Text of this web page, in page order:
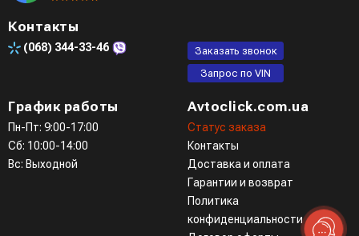
Контакты
(068) 344-33-46
Заказать звонок
Запрос по VIN
График работы
Пн-Пт: 9:00-17:00
Сб: 10:00-14:00
Вс: Выходной
Avtoclick.com.ua
Статус заказа
Контакты
Доставка и оплата
Гарантии и возврат
Политика
конфиденциальности